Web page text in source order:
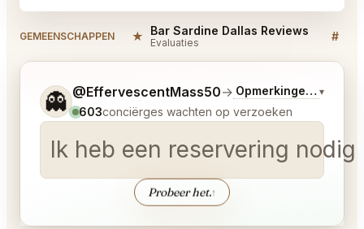
GEMEENSCHAPPEN ★ Bar Sardine Dallas Reviews
Evaluaties #
👻 @EffervescentMass50→ Opmerkingen over
▾
603conciërges wachten op verzoeken
Ik heb een reservering
Probeer het.↑
Vertel me wat je wilt.